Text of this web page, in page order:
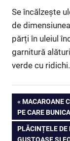
Se încălzește
de
părți în uleiul
garnitură
verde cu
Navigare
în
PREVIOUS
POST:
MACAROANE
PE CARE
NEXT
POST:
PLĂCINȚELE DE